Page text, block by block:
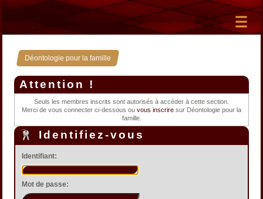
Déontologie pour la famille
Attention !
Seuls les membres inscrits sont autorisés à accéder à cette section.
Merci de vous connecter ci-dessous ou vous inscrire sur Déontologie pour la
famille.
Identifiez-vous
Identifiant:
Mot de passe: